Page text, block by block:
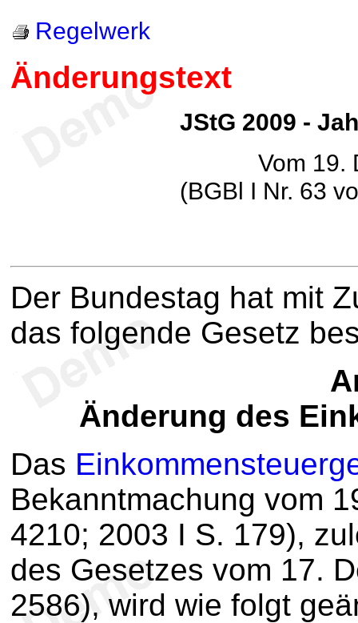
Regelwerk
Änderungstext
JStG 2009 -
Vom 19.
(BGBl I Nr. 63
Der Bundestag hat mit
das folgende Gesetz
Änderung des
Das
Bekanntmachung vom
4210; 2003 I S. 179),
des Gesetzes vom 17.
2586), wird wie folgt